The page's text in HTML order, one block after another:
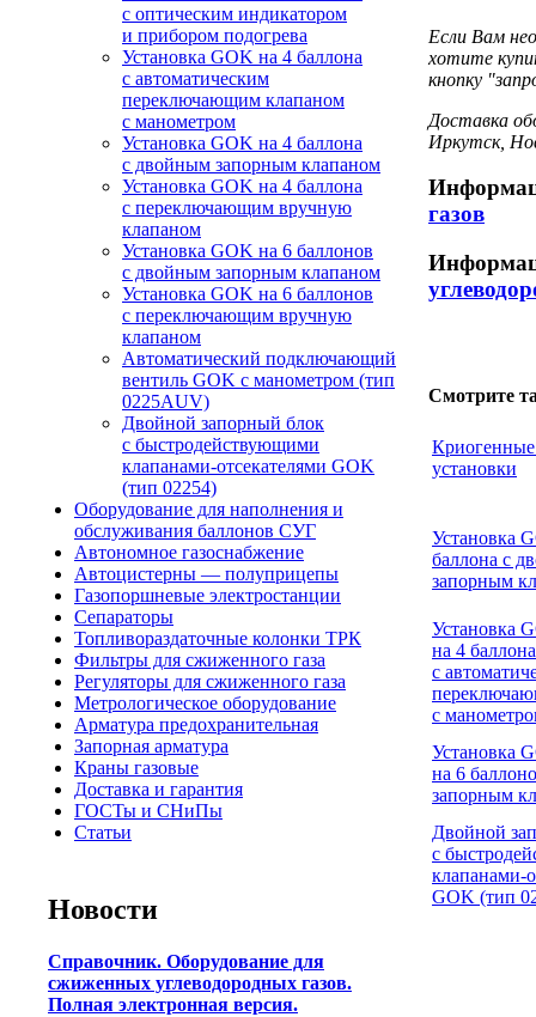
с оптическим индикатором
и прибором подогрева
Установка GOK на 4 баллона
с автоматическим
переключающим клапаном
с манометром
Установка GOK на 4 баллона
с двойным запорным клапаном
Установка GOK на 4 баллона
с переключающим вручную
клапаном
Установка GOK на 6 баллонов
с двойным запорным клапаном
Установка GOK на 6 баллонов
с переключающим вручную
клапаном
Автоматический подключающий
вентиль GOK с манометром (тип
0225AUV)
Двойной запорный блок
с быстродействующими
клапанами-отсекателями GOK
(тип 02254)
Оборудование для наполнения и
обслуживания баллонов СУГ
Автономное газоснабжение
Автоцистерны — полуприцепы
Газопоршневые электростанции
Сепараторы
Топливораздаточные колонки ТРК
Фильтры для сжиженного газа
Регуляторы для сжиженного газа
Метрологическое оборудование
Арматура предохранительная
Запорная арматура
Краны газовые
Доставка и гарантия
ГОСТы и СНиПы
Статьи
Новости
Справочник. Оборудование для
сжиженных углеводородных газов.
Полная электронная версия.
Если Вам
хотите
кнопку
Доставка
Иркутск,
газов
Смотрите
установки
Установка
баллона с
запорным
Установка
на 4 баллона
с
с
Установка
на 6
запорным
Двойной
с
клапанами-
GOK (тип